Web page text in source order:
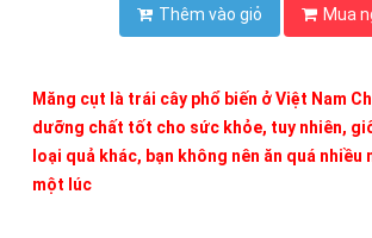
Thêm vào giỏ Mua
Măng cụt là trái cây phổ biến ở Việt Nam
dưỡng chất tốt cho sức khỏe, tuy nhiên,
loại quả khác, bạn không nên ăn quá nhiều
một lúc